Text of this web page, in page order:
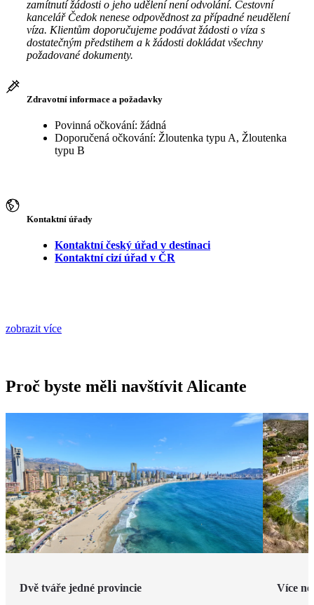
zamítnutí žádosti o jeho udělení není odvolání. Cestovní
kancelář Čedok nenese odpovědnost za případné neudělení
víza. Klientům doporučujeme podávat žádosti o víza s
dostatečným předstihem a k žádosti dokládat všechny
požadované dokumenty.
Zdravotní informace a požadavky
Povinná očkování: žádná
Doporučená očkování: Žloutenka typu A, Žloutenka
typu B
Kontaktní úřady
Kontaktní český úřad v destinaci
Kontaktní cizí úřad v ČR
zobrazit více
Proč byste měli navštívit Alicante
Dvě tváře jedné provincie Více